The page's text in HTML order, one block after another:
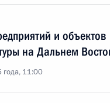
и объектов
на Дальнем
года, 11:00